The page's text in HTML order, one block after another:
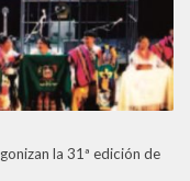
la 31ª edición de